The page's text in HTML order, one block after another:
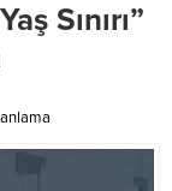
Sınırı”